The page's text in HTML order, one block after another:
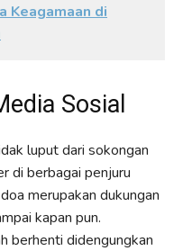
Keagamaan di
Sosial
luput dari sokongan
di berbagai penjuru
merupakan dukungan
kapan pun.
berhenti didengungkan